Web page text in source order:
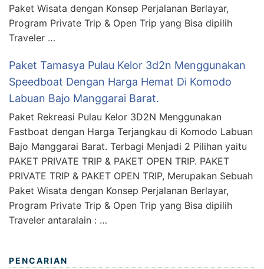
Paket Wisata dengan Konsep Perjalanan Berlayar,
Program Private Trip & Open Trip yang Bisa dipilih
Traveler …
Paket Tamasya Pulau Kelor 3d2n Menggunakan
Speedboat Dengan Harga Hemat Di Komodo
Labuan Bajo Manggarai Barat.
Paket Rekreasi Pulau Kelor 3D2N Menggunakan
Fastboat dengan Harga Terjangkau di Komodo Labuan
Bajo Manggarai Barat. Terbagi Menjadi 2 Pilihan yaitu
PAKET PRIVATE TRIP & PAKET OPEN TRIP. PAKET
PRIVATE TRIP & PAKET OPEN TRIP, Merupakan Sebuah
Paket Wisata dengan Konsep Perjalanan Berlayar,
Program Private Trip & Open Trip yang Bisa dipilih
Traveler antaralain : …
PENCARIAN